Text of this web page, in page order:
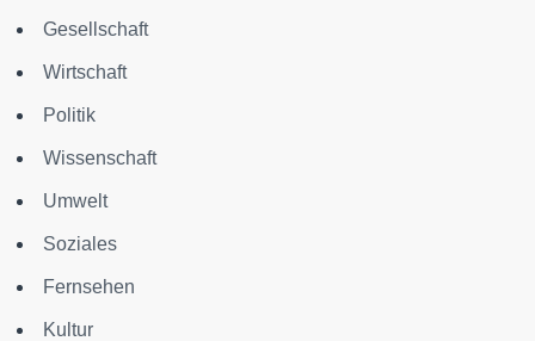
Gesellschaft
Wirtschaft
Politik
Wissenschaft
Umwelt
Soziales
Fernsehen
Kultur